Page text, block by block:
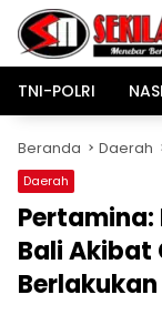
Langsung
konten
TNI-POLRI
Beranda Daerah
Daerah
Pertamina:
Bali Akibat